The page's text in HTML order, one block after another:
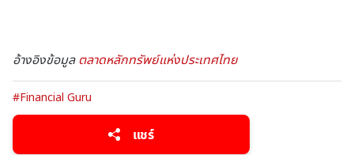
อ้างอิงข้อมูลตลาดหลักทรัพย์แห่งประเทศไทย
#Financial Guru
แชร์